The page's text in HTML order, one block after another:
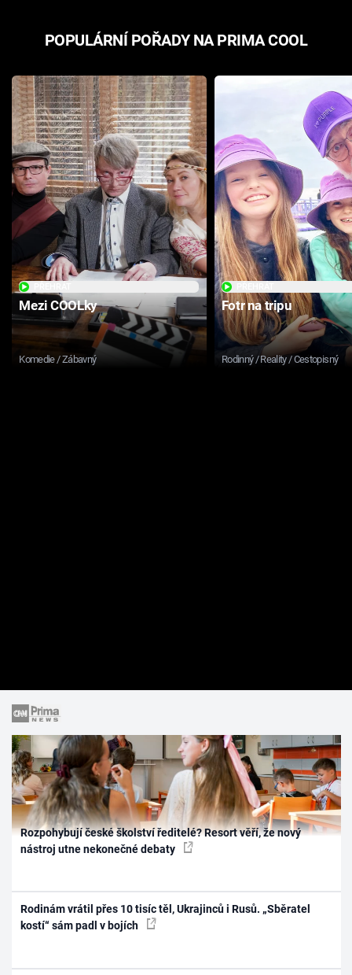
POPULÁRNÍ POŘADY NA PRIMA COOL
Mezi COOLky
Komedie / Zábavný
Fotr na tripu
Rodinný / Reality / Cestopisný
Rozpohybují české školství ředitelé? Resort věří, že nový
nástroj utne nekonečné debaty
Rodinám vrátil přes 10 tisíc těl, Ukrajinců i Rusů. „Sběratel
kostí“ sám padl v bojích